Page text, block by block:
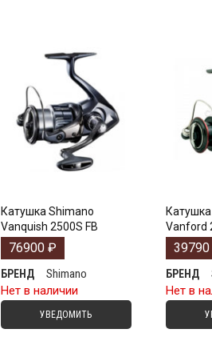
Катушка Shimano
Vanquish 2500S FB
76900 ₽
БРЕНД
Shimano
Нет в наличии
УВЕДОМИТЬ
Vanford
39790
БРЕНД
Нет в